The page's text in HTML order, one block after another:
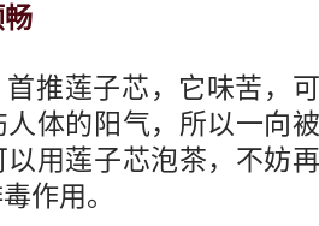
首推莲子芯，它味苦，
体的阳气，所以一向
以用莲子芯泡茶，不妨
作用。